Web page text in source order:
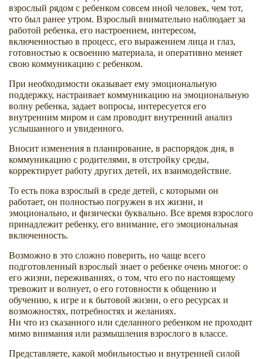
взрослый рядом с ребенком совсем иной человек, чем тот,
что был ранее утром. Взрослый внимательно наблюдает за
работой ребенка, его настроением, интересом,
включенностью в процесс, его выражением лица и глаз,
готовностью к освоению материала, и оперативно меняет
свою коммуникацию с ребенком.
При необходимости оказывает ему эмоциональную
поддержку, настраивает коммуникацию на эмоциональную
волну ребенка, задает вопросы, интересуется его
внутренним миром и сам проводит внутренний анализ
услышанного и увиденного.
Вносит изменения в планирование, в распорядок дня, в
коммуникацию с родителями, в отстройку среды,
корректирует работу других детей, их взаимодействие.
То есть пока взрослый в среде детей, с которыми он
работает, он полностью погружен в их жизни, и
эмоционально, и физически буквально. Все время взрослого
принадлежит ребенку, его внимание, его эмоциональная
включенность.
Возможно в это сложно поверить, но чаще всего
подготовленный взрослый знает о ребенке очень многое: о
его жизни, переживаниях, о том, что его по настоящему
тревожит и волнует, о его готовности к общению и
обучению, к игре и к бытовой жизни, о его ресурсах и
возможностях, потребностях и желаниях.
Ни что из сказанного или сделанного ребенком не проходит
мимо внимания или размышления взрослого в классе.
Представляете, какой мобильностью и внутренней силой